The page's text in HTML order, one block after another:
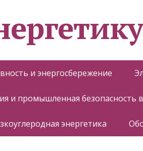
и энергосбережение
и промышленная безопасность
энергетика